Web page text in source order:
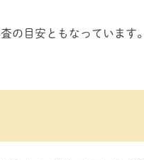
の目安ともなっています